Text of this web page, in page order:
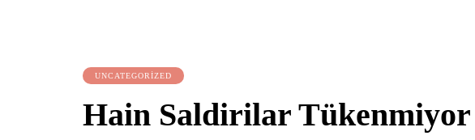
UNCATEGORIZED
Hain Saldirilar Tükenmiyor